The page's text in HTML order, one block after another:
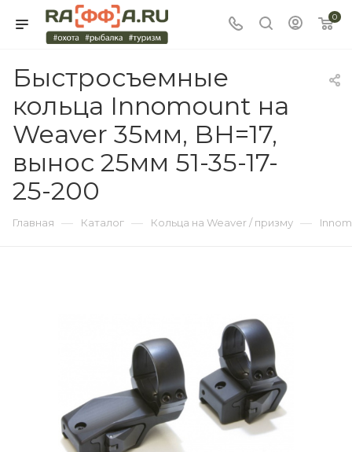
0
Быстросъемные
кольца Innomount на
Weaver 35мм, BH=17,
вынос 25мм 51-35-17-
25-200
Главная — Каталог — Кольца на Weaver / призму —